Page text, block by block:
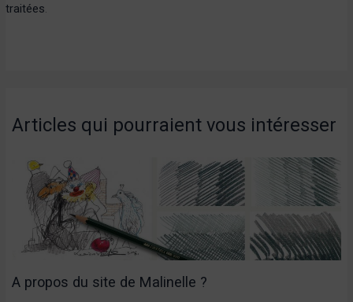
traitées.
Articles qui pourraient vous intéresser
A propos du site de Malinelle ?